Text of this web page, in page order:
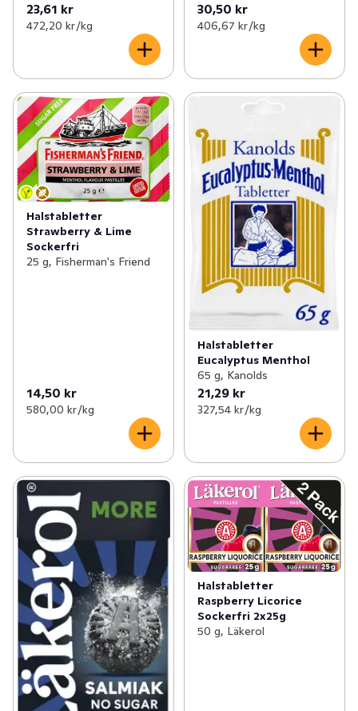
23,61 kr
472,20 kr /kg
30,50 kr
406,67 kr /kg
Halstabletter
Strawberry & Lime
Sockerfri
25 g, Fisherman's Friend
14,50 kr
580,00 kr /kg
Halstabletter
Eucalyptus Menthol
65 g, Kanolds
21,29 kr
327,54 kr /kg
Halstabletter
Raspberry Licorice
Sockerfri 2x25g
50 g, Läkerol